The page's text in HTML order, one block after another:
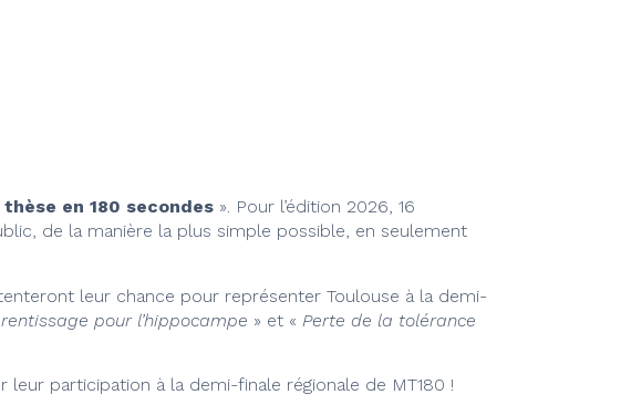
thèse en 180 secondes ». Pour l’édition 2026, 16
de la manière la plus simple possible, en seulement
leur chance pour représenter Toulouse à la demi-
pour l’hippocampe » et « Perte de la tolérance
leur participation à la demi-finale régionale de MT180 !